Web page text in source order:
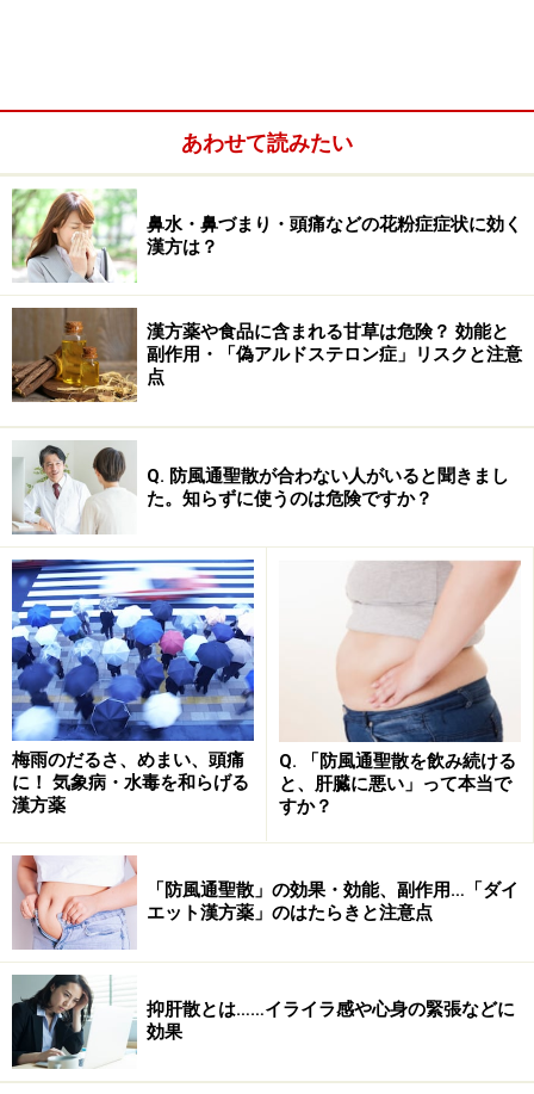
風邪を追い払い、消化機能を促進させます。八幡屋礒五
郎さんでは、漢方薬でも使われている「赤しそ」を使用
しているのがポイント。ガイドのわたしもお気に入りの
すがすがしい香りで、和の上品な風味が素材を引き立て
ます。
麻の実
「風味、香りとも胡麻に引けをとらない」と店舗リーフ
レットにも書かれているように、かむと芳ばしい香りが
役立つ「麻子仁丸（ましじんがん）」という漢方薬にも
配合されているもので、コロコロ便や産後のそれにも役
立ちます。
生姜
爽やかな香りと辛味が特ちょう的。カラダを温め、寒気
を追い払います。胃腸の働きを促して嘔吐を止めたり、
余分な水分を排出する効果もあります。八幡屋礒五郎さ
んでは原点に戻り、原料を国内または長野県産のものに
シフトしているそうで、生姜も地元産だそうです。
山椒
痺れる辛さと香りがポイント。麻婆豆腐の味を左右する
スパイスでもあります。おなかを温め、消化を促進しま
す。湿気をとり、魚の生臭みを取るので、「うなぎに山
椒」は理にかなった組み合わせです。
陳皮
温州ミカンの成熟した果皮。古ければ古いほど薬効が高
いと漢方ではいいますが、香りは新しいもののほうがよ
あわせて読みたい
鼻水・鼻づまり・頭痛などの花粉症症状に効く
漢方は？
漢方薬や食品に含まれる甘草は危険？ 効能と
副作用・「偽アルドステロン症」リスクと注意
点
Q. 防風通聖散が合わない人がいると聞きまし
た。知らずに使うのは危険ですか？
梅雨のだるさ、めまい、頭痛
に！ 気象病・水毒を和らげる
漢方薬
Q. 「防風通聖散を飲み続ける
と、肝臓に悪い」って本当で
すか？
「防風通聖散」の効果・効能、副作用…「ダイ
エット漢方薬」のはたらきと注意点
抑肝散とは……イライラ感や心身の緊張などに
効果